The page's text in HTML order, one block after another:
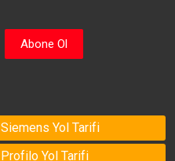
Abone Ol
Siemens Yol Tarifi
Profilo Yol Tarifi